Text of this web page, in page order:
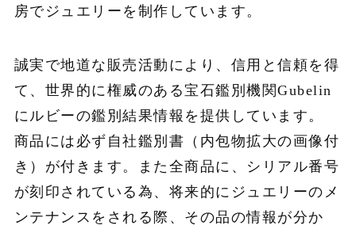
房でジュエリーを制作しています。
誠実で地道な販売活動により、信用と信頼を得
て、世界的に権威のある宝石鑑別機関Gubelin
にルビーの鑑別結果情報を提供しています。
商品には必ず自社鑑別書（内包物拡大の画像付
き）が付きます。また全商品に、シリアル番号
が刻印されている為、将来的にジュエリーのメ
ンテナンスをされる際、その品の情報が分か